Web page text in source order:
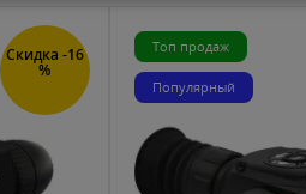
Скидка -16
%
Топ продаж
Популярный